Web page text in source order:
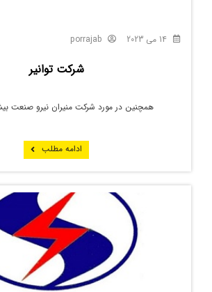
porrajab
شرکت توانیر
همچنین در مورد شرکت منیران نیرو صنعت
ادامه مطلب